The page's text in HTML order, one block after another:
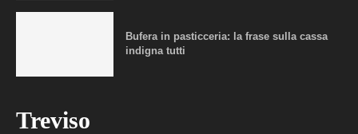
Bufera in pasticceria: la frase sulla cassa
indigna tutti
Treviso